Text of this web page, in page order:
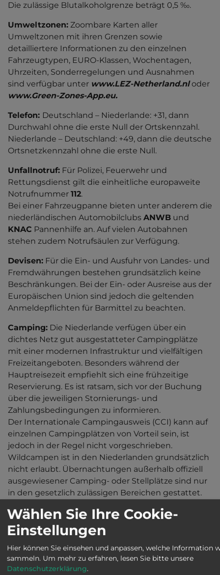
Die zulässige Blutalkoholgrenze beträgt 0,5 ‰.
Umweltzonen: Zoombare Karten aller
Umweltzonen mit ihren Grenzen sowie
detailliertere Informationen zu den einzelnen
Fahrzeugtypen, EURO-Klassen, Wochentagen,
Uhrzeiten, Sonderregelungen und Ausnahmen
sind verfügbar unter www.LEZ-Netherland.nloder
www.Green-Zones-App.eu.
Telefon: Deutschland – Niederlande: +31, dann
Durchwahl ohne die erste Null der Ortskennzahl.
Niederlande – Deutschland: +49, dann die deutsche
Ortsnetzkennzahl ohne die erste Null.
Unfallnotruf: Für Polizei, Feuerwehr und
Rettungsdienst gilt die einheitliche europaweite
Notrufnummer 112.
Bei einer Fahrzeugpanne bieten unter anderem die
niederländischen Automobilclubs ANWB und
KNAC Pannenhilfe an. Auf vielen Autobahnen
stehen zudem Notrufsäulen zur Verfügung.
Devisen: Für die Ein- und Ausfuhr von Landes- und
Fremdwährungen bestehen grundsätzlich keine
Beschränkungen. Bei der Ein- oder Ausreise aus der
Europäischen Union sind jedoch die geltenden
Anmeldepflichten für Barmittel zu beachten.
Camping: Die Niederlande verfügen über ein
dichtes Netz gut ausgestatteter Campingplätze
mit einer modernen Infrastruktur und vielfältigen
Freizeitangeboten. Besonders während der
Hauptreisezeit empfiehlt sich eine frühzeitige
Reservierung. Es ist ratsam, sich vor der Buchung
über die jeweiligen Stornierungs- und
Zahlungsbedingungen zu informieren.
Der Internationale Campingausweis (CCI) kann auf
einzelnen Campingplätzen von Vorteil sein, ist
jedoch in der Regel nicht vorgeschrieben.
Wildcampen ist in den Niederlanden grundsätzlich
nicht erlaubt. Übernachtungen außerhalb offiziell
ausgewiesener Camping- oder Stellplätze sind nur
in den gesetzlich zulässigen Bereichen gestattet.
Wechselstrom (50 Hz).
Wassersport:Sportboote können innerhalb der
Europäischen Union grundsätzlich ohne
Zollformalitäten zwischen Deutschland und den
Niederlanden mitgeführt werden.
Wählen Sie Ihre Cookie-
Einstellungen
Hier können Sie einsehen und anpassen, welche Information
sammeln. Um mehr zu erfahren, lesen Sie bitte unsere
Datenschutzerklärung.